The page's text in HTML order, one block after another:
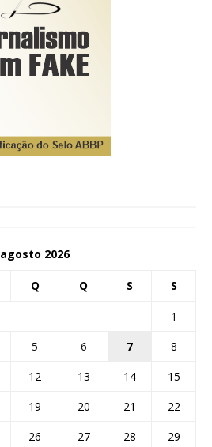
agosto 2026
Q Q S S
1
5 6 7
8
12 13 14
15
19 20 21
22
26 27 28
29